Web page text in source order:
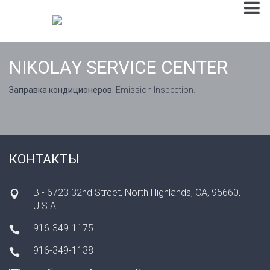
NIKOLAY SERVICE CENTER
Заправка кондиционеров. Emission Inspection.
КОНТАКТЫ
B - 6723 32nd Street, North Highlands, CA, 95660,
U.S.A.
916-349-1175
916-349-1138